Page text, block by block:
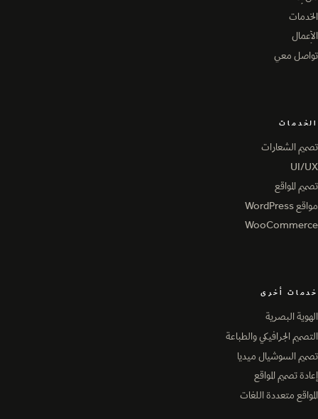
من أنا
الخدمات
الخدمات
الأعمال
الأعمال
تواصل معي
تواصل معي
الخدمات
تصميم الشعارات
تصميم الشعارات
UI/UX
UI/UX
تصميم المواقع
تصميم المواقعمواقع WordPress
مواقع WordPress
WooCommerce
خدمات أخرى
الهوية البصرية
الهوية البصرية
التصميم الجرافيكي والطباعة
التصميم الجرافيكي والطباعة
تصميم السوشيال ميديا
تصميم السوشيال ميديا
إعادة تصميم المواقع
إعادة تصميم المواقع
المواقع متعددة اللغات
المواقع متعددة اللغات